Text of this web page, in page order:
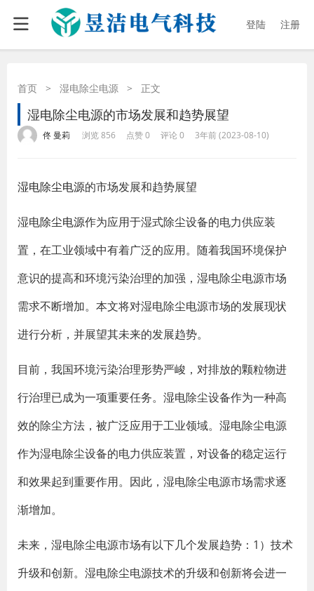
登陆 注册
首页 > 湿电除尘电源 > 正文
湿电除尘电源的市场发展和趋势展望
佟 曼莉 浏览 856 点赞 0 评论 0 3年前 (2023-08-10)
湿电除尘电源的市场发展和趋势展望
湿电除尘电源作为应用于湿式除尘设备的电力供应装
置，在工业领域中有着广泛的应用。随着我国环境保护
意识的提高和环境污染治理的加强，湿电除尘电源市场
需求不断增加。本文将对湿电除尘电源市场的发展现状
进行分析，并展望其未来的发展趋势。
目前，我国环境污染治理形势严峻，对排放的颗粒物进
行治理已成为一项重要任务。湿电除尘设备作为一种高
效的除尘方法，被广泛应用于工业领域。湿电除尘电源
作为湿电除尘设备的电力供应装置，对设备的稳定运行
和效果起到重要作用。因此，湿电除尘电源市场需求逐
渐增加。
未来，湿电除尘电源市场有以下几个发展趋势：1）技术
升级和创新。湿电除尘电源技术的升级和创新将会进一